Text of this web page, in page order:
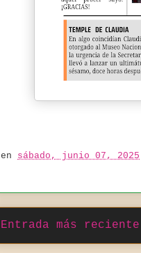
en sábado, junio 07, 2025
Entrada más reciente